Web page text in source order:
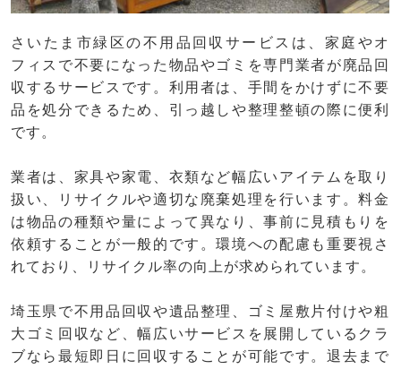
さいたま市緑区の不用品回収サービスは、家庭やオ
フィスで不要になった物品やゴミを専門業者が廃品回
収するサービスです。利用者は、手間をかけずに不要
品を処分できるため、引っ越しや整理整頓の際に便利
です。
業者は、家具や家電、衣類など幅広いアイテムを取り
扱い、リサイクルや適切な廃棄処理を行います。料金
は物品の種類や量によって異なり、事前に見積もりを
依頼することが一般的です。環境への配慮も重要視さ
れており、リサイクル率の向上が求められています。
埼玉県で不用品回収や遺品整理、ゴミ屋敷片付けや粗
大ゴミ回収など、幅広いサービスを展開しているクラ
ブなら最短即日に回収することが可能です。退去まで